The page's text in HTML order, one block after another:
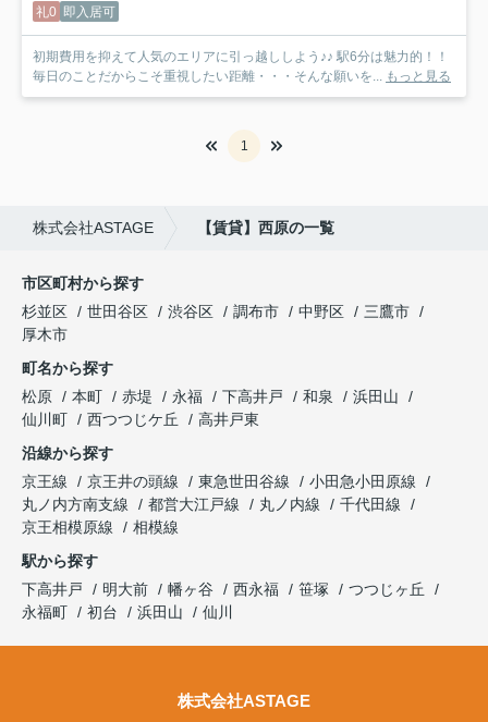
礼0 即入居可
初期費用を抑えて人気のエリアに引っ越ししよう♪♪ 駅6分は魅力的！！
毎日のことだからこそ重視したい距離・・・そんな願いを... もっと見る
1
株式会社ASTAGE 【賃貸】西原の一覧
市区町村から探す
杉並区
世田谷区 渋谷区 調布市 中野区
三鷹市
厚木市
町名から探す
松原
本町 赤堤 永福 下高井戸 和泉
浜田山
仙川町
西つつじケ丘
高井戸東
沿線から探す
京王線
京王井の頭線 東急世田谷線
小田急小田原線
丸ノ内方南支線
都営大江戸線 丸ノ内線
千代田線
京王相模原線
相模線
駅から探す
下高井戸
明大前 幡ヶ谷 西永福 笹塚
つつじヶ丘
永福町
初台 浜田山 仙川
株式会社ASTAGE